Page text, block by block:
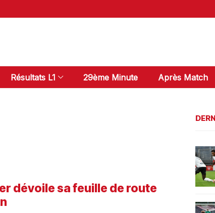
Résultats L1 29ème Minute Après Match
dévoile sa feuille de route